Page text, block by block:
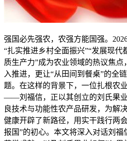
强国必先强农，农强方能国强。
“扎实推进乡村全面振兴”“发展现代
质生产力”成为农业领域的热议焦点
入推进，更让“从田间到餐桌”的全
题。在这样的背景下，一位扎根农
——刘福信，正以其创立的刘氏果
良技术与功能性农产品研发，为解
健康开辟了新路径，用实干践行两
报国”的初心。本文将深入对话刘福